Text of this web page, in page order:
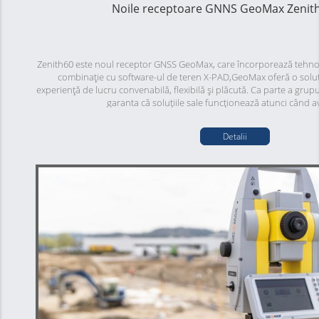
Noile receptoare GNNS GeoMax
Zenith60 este noul receptor GNSS GeoMax, care încorporează
combinație cu software-ul de teren X-PAD,GeoMax oferă o
experiență de lucru convenabilă, flexibilă și plăcută. Ca parte a
garanta că soluțiile sale funcționează atunci când
inaccesibile și să vă accelerați munca.
înclinare. Ceea ce obișnuia să dureze câteva minute se poate
Rezistența noului instrument la câmpurile electromagnetice vă
pe datele dvs. Noul mecanism de protecție „Powerlock” împiedică
către persoane neautorizate și să oprească
Aveți flexibilitatea de a personaliza receptorul Zenith60 în funcție
acesta este disponibil în patru versiuni diferite. Decideți singur
sau fără senzor de înclinare și cu sau fără modul
Cu motorul de măsurare de la partenerul nostru de încredere
Hexagon, Zenith60 este o antenă pe care vă puteți baza.
sistemele și semnalele GNSS actuale și este conceput pentru a
Detalii